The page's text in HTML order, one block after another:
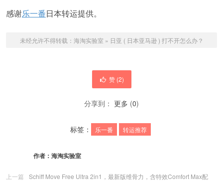
感谢乐一番日本转运提供。
未经允许不得转载： 海淘实验室 » 日亚 ( 日本亚马逊 ) 打不开怎么办？
赞 (2)
分享到： 更多 (0)
标签： 乐一番 转运推荐
作者： 海淘实验室
上一篇
Schiff Move Free Ultra 2in1，最新版维骨力，含特效Comfort Max配